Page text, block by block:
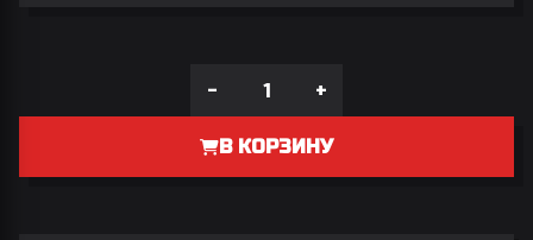
- +
В КОРЗИНУ